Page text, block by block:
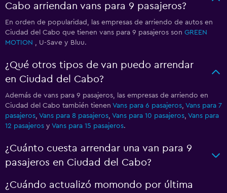
Cabo arriendan vans para 9 pasajeros?
En orden de popularidad, las empresas de arriendo de autos en
Ciudad del Cabo que tienen vans para 9 pasajeros son GREEN
MOTION
, U-Save y Bluu.
¿Qué otros tipos de van puedo arrendar
en Ciudad del Cabo?
Además de vans para 9 pasajeros, las empresas de arriendo en
Ciudad del Cabo también tienen Vans para 6 pasajeros Vans para 7
pasajeros Vans para 8 pasajeros Vans para 10 pasajeros Vans para
12 pasajeros y Vans para 15 pasajeros.
¿Cuánto cuesta arrendar una van para 9
pasajeros en Ciudad del Cabo?
¿Cuándo actualizó momondo por última